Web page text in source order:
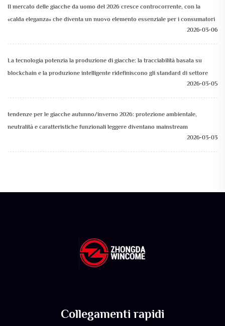
Il mercato delle giacche da uomo del 2026 cresce controcorrente, con la
«calda eleganza» che diventa un nuovo elemento essenziale per i consumatori
2026-03-06
La tecnologia potenzia la produzione di giacche: la tracciabilità basata su
blockchain e la produzione intelligente ridefiniscono gli standard di settore
2026-03-05
tendenze per le giacche autunno/inverno 2026: protezione ambientale,
neutralità e caratteristiche funzionali leggere diventano mainstream
2026-03-03
Collegamenti rapidi